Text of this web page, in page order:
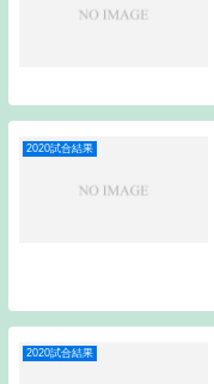
2020試合結果
2020試合結果